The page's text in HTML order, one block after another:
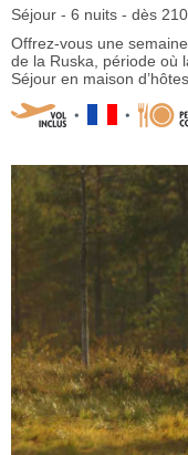
Séjour - 6 nuits - dès
Offrez-vous une
de la Ruska, période où
Séjour en maison